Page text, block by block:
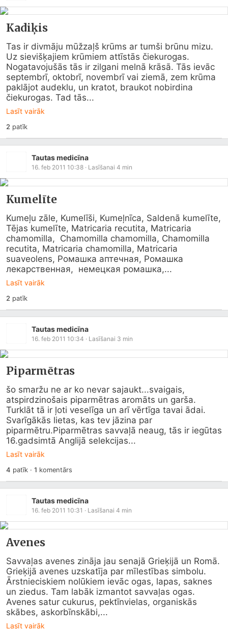
Kadiķis
Tas ir divmāju mūžzaļš krūms ar tumši brūnu mizu.
Uz sievišķajiem krūmiem attīstās čiekurogas.
Nogatavojušās tās ir zilgani melnā krāsā. Tās ievāc
septembrī, oktobrī, novembrī vai ziemā, zem krūma
paklājot audeklu, un kratot, braukot nobirdina
čiekurogas. Tad tās...
Lasīt vairāk
2 patīk
Tautas medicīna
16. feb 2011 10:38 · Lasīšanai 4 min
Kumelīte
Kumeļu zāle, Kumelīši, Kumeļnīca, Saldenā kumelīte,
Tējas kumelīte, Matricaria recutita, Matricaria
chamomilla,  Chamomilla chamomilla, Chamomilla
recutita, Matricaria chamomilla, Matricaria
suaveolens, Ромашка аптечная, Ромашка
лекарственная,  немецкая ромашка,...
Lasīt vairāk
2 patīk
Tautas medicīna
16. feb 2011 10:34 · Lasīšanai 3 min
Piparmētras
šo smaržu ne ar ko nevar sajaukt...svaigais,
atspirdzinošais piparmētras aromāts un garša.
Turklāt tā ir ļoti veselīga un arī vērtīga tavai ādai.
Svarīgākās lietas, kas tev jāzina par
piparmētru.Piparmētras savvaļā neaug, tās ir iegūtas
16.gadsimtā Anglijā selekcijas...
Lasīt vairāk
4 patīk ·1 komentārs
Tautas medicīna
16. feb 2011 10:31 · Lasīšanai 4 min
Avenes
Savvaļas avenes zināja jau senajā Grieķijā un Romā.
Grieķijā avenes uzskatīja par mīlestības simbolu.
Ārstnieciskiem nolūkiem ievāc ogas, lapas, saknes
un ziedus. Tam labāk izmantot savvaļas ogas.
Avenes satur cukurus, pektīnvielas, organiskās
skābes, askorbīnskābi,...
Lasīt vairāk